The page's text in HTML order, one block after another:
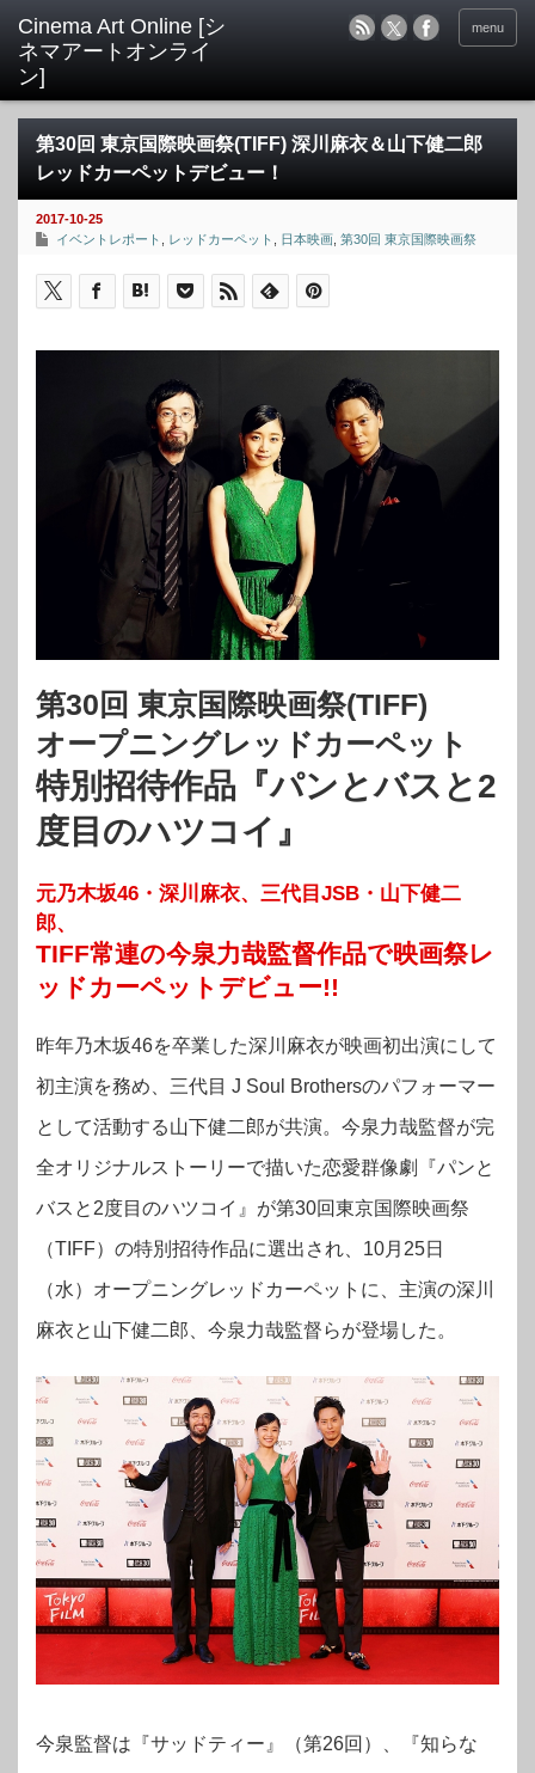
menu
第30回 東京国際映画祭(TIFF) 深川麻衣＆山下健二郎
レッドカーペットデビュー！
2017-10-25
イベントレポート
レッドカーペット 日本映画 第30回 東京国際映画祭
第30回 東京国際映画祭(TIFF)
オープニングレッドカーペット
特別招待作品『パンとバスと2
度目のハツコイ』
元乃木坂46・深川麻衣、三代目JSB・山下健二
郎、
TIFF常連の今泉力哉監督作品で映画祭レ
ッドカーペットデビュー!!
昨年乃木坂46を卒業した深川麻衣が映画初出演にして
初主演を務め、三代目 J Soul Brothersのパフォーマー
として活動する山下健二郎が共演。今泉力哉監督が完
全オリジナルストーリーで描いた恋愛群像劇『パンと
バスと2度目のハツコイ』が第30回東京国際映画祭
（TIFF）の特別招待作品に選出され、10月25日
（水）オープニングレッドカーペットに、主演の深川
麻衣と山下健二郎、今泉力哉監督らが登場した。
今泉監督は『サッドティー』（第26回）、『知らな